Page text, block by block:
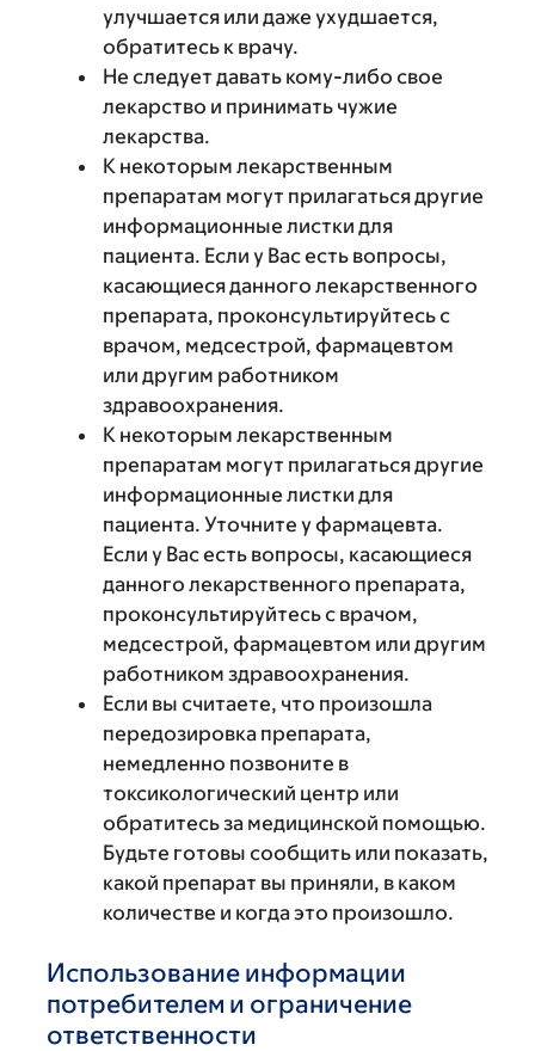
улучшается или даже ухудшается,
обратитесь к врачу.
Не следует давать кому-либо свое
лекарство и принимать чужие
лекарства.
К некоторым лекарственным
препаратам могут прилагаться другие
информационные листки для
пациента. Если у Вас есть вопросы,
касающиеся данного лекарственного
препарата, проконсультируйтесь с
врачом, медсестрой, фармацевтом
или другим работником
здравоохранения.
К некоторым лекарственным
препаратам могут прилагаться другие
информационные листки для
пациента. Уточните у фармацевта.
Если у Вас есть вопросы, касающиеся
данного лекарственного препарата,
проконсультируйтесь с врачом,
медсестрой, фармацевтом или другим
работником здравоохранения.
Если вы считаете, что произошла
передозировка препарата,
немедленно позвоните в
токсикологический центр или
обратитесь за медицинской помощью.
Будьте готовы сообщить или показать,
какой препарат вы приняли, в каком
количестве и когда это произошло.
Использование информации
потребителем и ограничение
ответственности